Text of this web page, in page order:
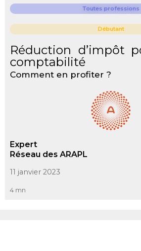
Toutes professions
Débutant
Réduction d’impôt
comptabilité
Comment en profiter ?
Expert
Réseau des ARAPL
11 janvier 2023
4 mn